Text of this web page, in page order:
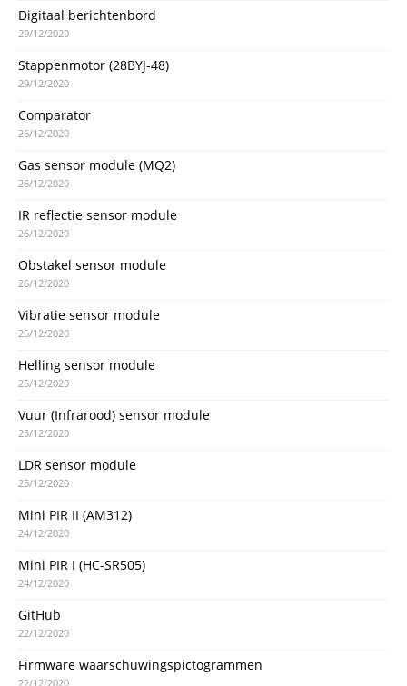
Digitaal berichtenbord
29/12/2020
Stappenmotor (28BYJ-48)
29/12/2020
Comparator
26/12/2020
Gas sensor module (MQ2)
26/12/2020
IR reflectie sensor module
26/12/2020
Obstakel sensor module
26/12/2020
Vibratie sensor module
25/12/2020
Helling sensor module
25/12/2020
Vuur (Infrarood) sensor module
25/12/2020
LDR sensor module
25/12/2020
Mini PIR II (AM312)
24/12/2020
Mini PIR I (HC-SR505)
24/12/2020
GitHub
22/12/2020
Firmware waarschuwingspictogrammen
22/12/2020